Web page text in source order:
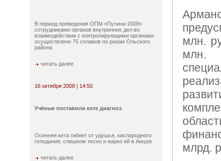
В период проведения ОПМ «Путина-2008»
сотрудниками органов внутренних дел во
взаимодействии с контролирующими органами
осуществлено 75 сплавов по рекам Ольского
района
читать далее
16 октября 2008 | 14:50
Учёные поставили кете диагноз
Осенняя кета гибнет от удушья, кислородного
голодания, слишком тесно и жарко ей в Амуре
читать далее
млн.
млн.
млрд.